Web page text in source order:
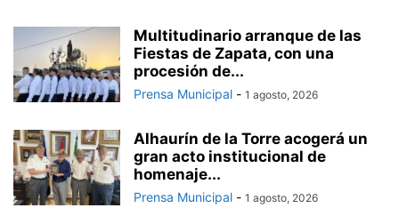
Multitudinario arranque de las
Fiestas de Zapata, con una
procesión de...
Prensa Municipal - 1 agosto, 2026
Alhaurín de la Torre acogerá un
gran acto institucional de
homenaje...
Prensa Municipal - 1 agosto, 2026